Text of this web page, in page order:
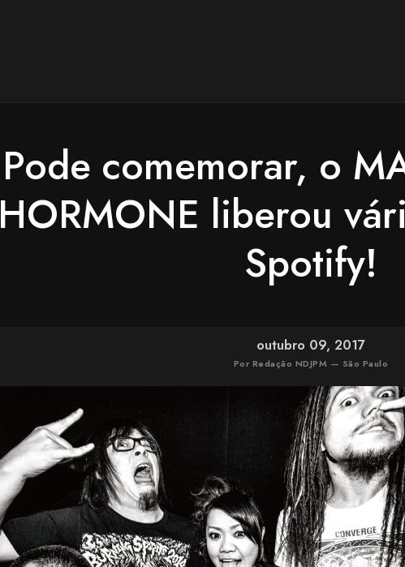
Pode comemorar, o
HORMONE liberou
Spotify!
outubro 09, 2017
Por Redação NDJPM — São Paulo